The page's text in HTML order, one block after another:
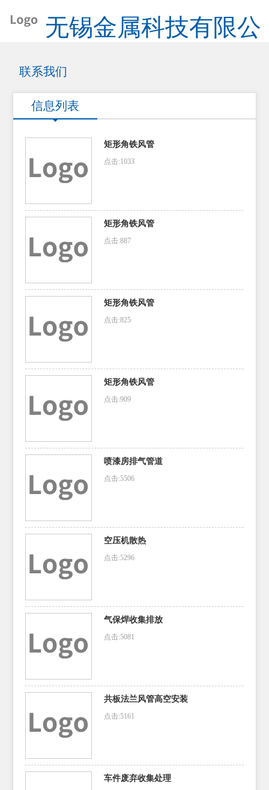
无锡金属科技有限公
司
联系我们
信息列表
矩形角铁风管
点击:1033
矩形角铁风管
点击:887
矩形角铁风管
点击:825
矩形角铁风管
点击:909
喷漆房排气管道
点击:5506
空压机散热
点击:5296
气保焊收集排放
点击:5081
共板法兰风管高空安装
点击:5161
车件废弃收集处理